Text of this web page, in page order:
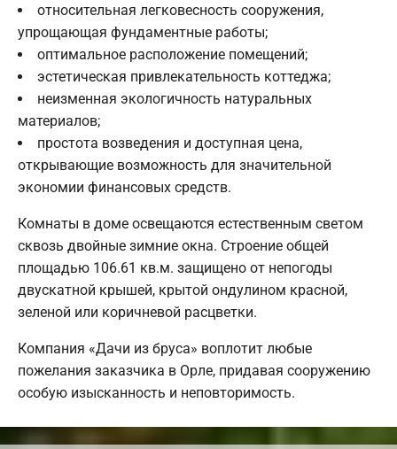
относительная легковесность сооружения,
упрощающая фундаментные работы;
оптимальное расположение помещений;
эстетическая привлекательность коттеджа;
неизменная экологичность натуральных
материалов;
простота возведения и доступная цена,
открывающие возможность для значительной
экономии финансовых средств.
Комнаты в доме освещаются естественным светом
сквозь двойные зимние окна. Строение общей
площадью 106.61 кв.м. защищено от непогоды
двускатной крышей, крытой ондулином красной,
зеленой или коричневой расцветки.
Компания «Дачи из бруса» воплотит любые
пожелания заказчика в Орле, придавая сооружению
особую изысканность и неповторимость.